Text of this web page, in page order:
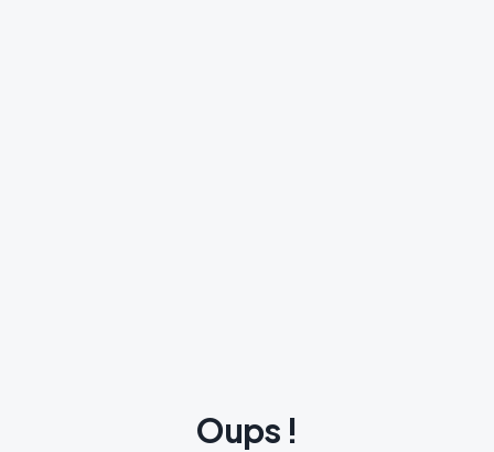
Oups !